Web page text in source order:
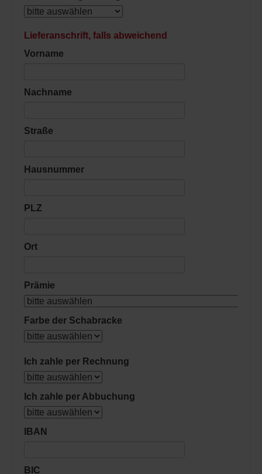
Lieferanschrift, falls abweichend
Vorname
Nachname
Straße
Hausnummer
PLZ
Ort
Prämie
Farbe der Schabracke
Ich zahle per Rechnung
Ich zahle per Abbuchung
IBAN
BIC